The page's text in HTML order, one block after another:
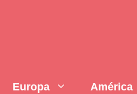
Europa América